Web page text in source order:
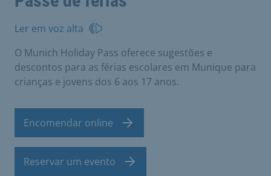
Ler em voz alta
O Munich Holiday Pass oferece sugestões e
descontos para as férias escolares em Munique para
crianças e jovens dos 6 aos 17 anos.
Encomendar online
Reservar um evento